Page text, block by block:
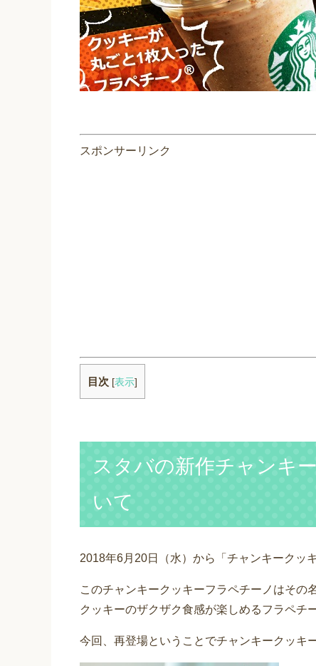
スポンサーリンク
目次 [表示]
スタバの新作チャンキ
いて
2018年6月20日（水）から「チャンキークッ
このチャンキークッキーフラペチーノはその
クッキーのザクザク食感が楽しめるフラペチ
今回、再登場ということでチャンキークッキ